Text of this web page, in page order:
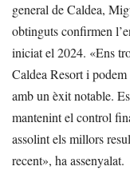
general de Caldea,
obtinguts confirmen
iniciat el 2024. «Ens
Caldea Resort i
amb un èxit notable.
mantenint el control
assolint els millors
recent», ha assenyalat.